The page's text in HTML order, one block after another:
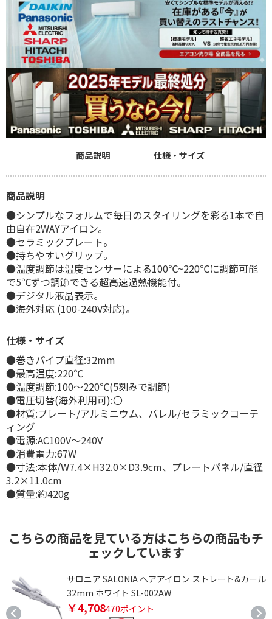
商品説明 仕様・サイズ
商品説明
●シンプルなフォルムで毎日のスタイリングを彩る1本で自
由自在2WAYアイロン。
●セラミックプレート。
●持ちやすいグリップ。
●温度調節は温度センサーによる100℃~220℃に調節可能
で5℃ずつ調節できる超高速過熱機能付。
●デジタル液晶表示。
●海外対応 (100-240V対応)。
仕様・サイズ
●巻きパイプ直径:32mm
●最高温度:220℃
●温度調節:100～220℃(5刻みで調節)
●電圧切替(海外利用可):〇
●材質:プレート/アルミニウム、バレル/セラミックコーテ
ィング
●電源:AC100V～240V
●消費電力:67W
●寸法:本体/W7.4×H32.0×D3.9cm、プレートパネル/直径
3.2×11.0cm
●質量:約420g
こちらの商品を見ている方はこちらの商品もチ
ェックしています
サロニア SALONIA ヘアアイロン ストレート&カール
32mm ホワイト SL-002AW
￥4,708470ポイント